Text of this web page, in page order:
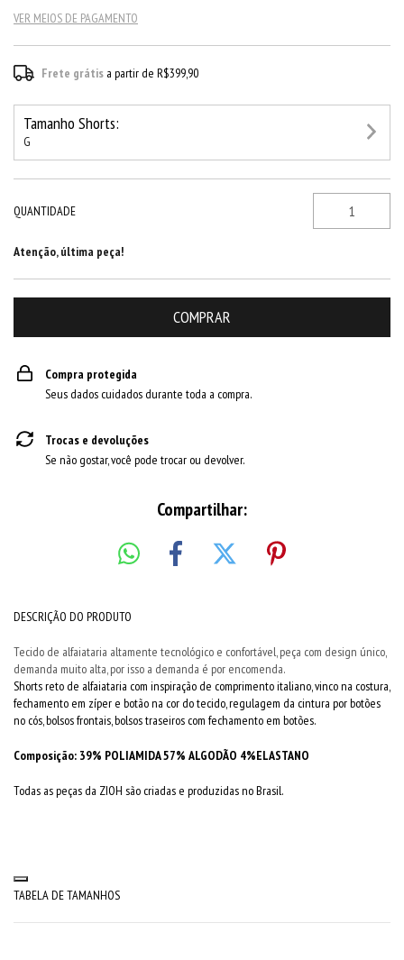
VER MEIOS DE PAGAMENTO
Frete grátis a partir deR$399,90
Tamanho Shorts:
G
QUANTIDADE
Atenção, última peça!
Compra protegida
Seus dados cuidados durante toda a compra.
Trocas e devoluções
Se não gostar, você pode trocar ou devolver.
Compartilhar:
DESCRIÇÃO DO PRODUTO
Tecido de alfaiataria altamente tecnológico e confortável, peça com design único,
demanda muito alta, por isso a demanda é por encomenda.
Shorts reto de alfaiataria com inspiração de comprimento italiano, vinco na costura,
fechamento em zíper e botão na cor do tecido, regulagem da cintura por botões
no cós, bolsos frontais, bolsos traseiros com fechamento em botões.
Composição: 39% POLIAMIDA 57% ALGODÃO 4%ELASTANO
Todas as peças da ZIOH são criadas e produzidas no Brasil.
TABELA DE TAMANHOS